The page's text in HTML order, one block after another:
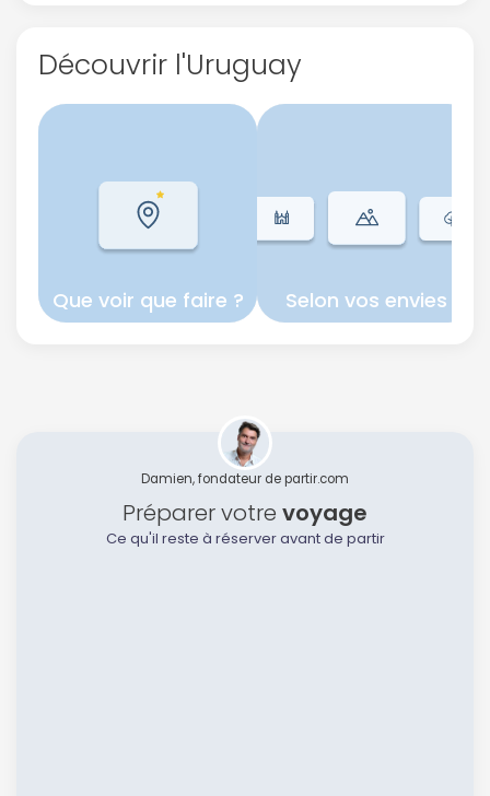
Découvrir l'Uruguay
Que voir que faire ? Selon vos envies
Damien, fondateur de partir.com
Préparer votre voyage
Ce qu'il reste à réserver avant de partir